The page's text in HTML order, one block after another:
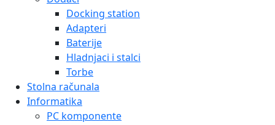
Docking station
Adapteri
Baterije
Hladnjaci i stalci
Torbe
Stolna računala
Informatika
PC komponente